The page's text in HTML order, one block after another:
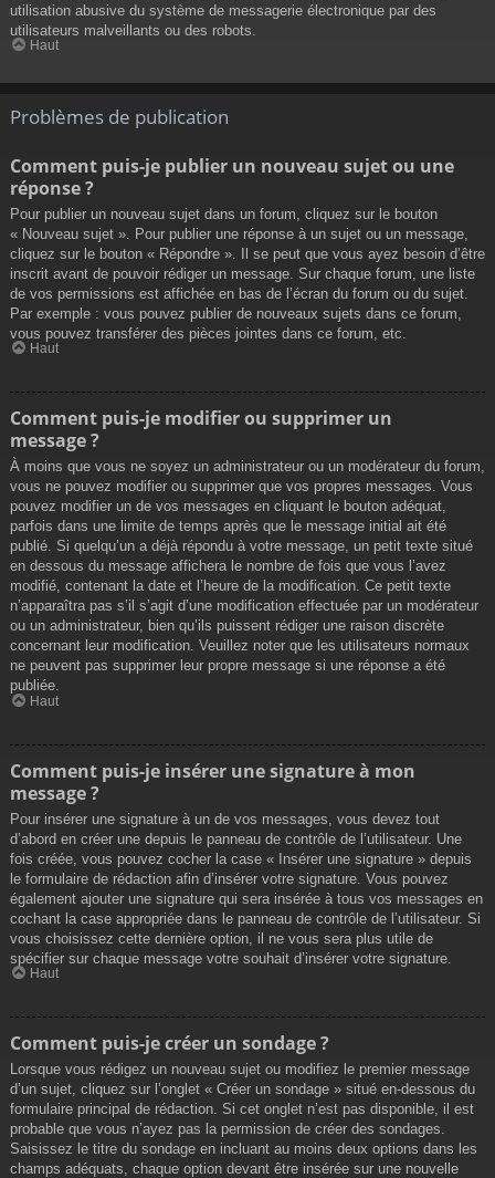
utilisation abusive du système de messagerie électronique par des
utilisateurs malveillants ou des robots.
Haut
Problèmes de publication
Comment puis-je publier un nouveau sujet ou une
réponse ?
Pour publier un nouveau sujet dans un forum, cliquez sur le bouton
« Nouveau sujet ». Pour publier une réponse à un sujet ou un message,
cliquez sur le bouton « Répondre ». Il se peut que vous ayez besoin d’être
inscrit avant de pouvoir rédiger un message. Sur chaque forum, une liste
de vos permissions est affichée en bas de l’écran du forum ou du sujet.
Par exemple : vous pouvez publier de nouveaux sujets dans ce forum,
vous pouvez transférer des pièces jointes dans ce forum, etc.
Haut
Comment puis-je modifier ou supprimer un
message ?
À moins que vous ne soyez un administrateur ou un modérateur du forum,
vous ne pouvez modifier ou supprimer que vos propres messages. Vous
pouvez modifier un de vos messages en cliquant le bouton adéquat,
parfois dans une limite de temps après que le message initial ait été
publié. Si quelqu’un a déjà répondu à votre message, un petit texte situé
en dessous du message affichera le nombre de fois que vous l’avez
modifié, contenant la date et l’heure de la modification. Ce petit texte
n’apparaîtra pas s’il s’agit d’une modification effectuée par un modérateur
ou un administrateur, bien qu’ils puissent rédiger une raison discrète
concernant leur modification. Veuillez noter que les utilisateurs normaux
ne peuvent pas supprimer leur propre message si une réponse a été
publiée.
Haut
Comment puis-je insérer une signature à mon
message ?
Pour insérer une signature à un de vos messages, vous devez tout
d’abord en créer une depuis le panneau de contrôle de l’utilisateur. Une
fois créée, vous pouvez cocher la case « Insérer une signature » depuis
le formulaire de rédaction afin d’insérer votre signature. Vous pouvez
également ajouter une signature qui sera insérée à tous vos messages en
cochant la case appropriée dans le panneau de contrôle de l’utilisateur. Si
vous choisissez cette dernière option, il ne vous sera plus utile de
spécifier sur chaque message votre souhait d’insérer votre signature.
Haut
Comment puis-je créer un sondage ?
Lorsque vous rédigez un nouveau sujet ou modifiez le premier message
d’un sujet, cliquez sur l’onglet « Créer un sondage » situé en-dessous du
formulaire principal de rédaction. Si cet onglet n’est pas disponible, il est
probable que vous n’ayez pas la permission de créer des sondages.
Saisissez le titre du sondage en incluant au moins deux options dans les
champs adéquats, chaque option devant être insérée sur une nouvelle